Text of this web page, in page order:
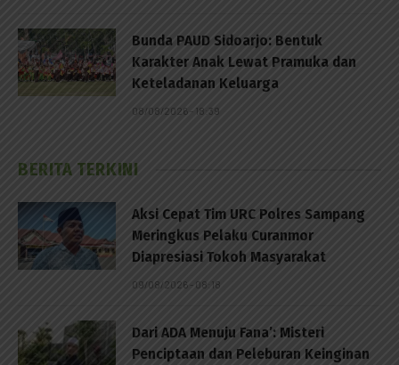
Bunda PAUD Sidoarjo: Bentuk
Karakter Anak Lewat Pramuka dan
Keteladanan Keluarga
08/08/2026 - 18:39
BERITA TERKINI
Aksi Cepat Tim URC Polres Sampang
Meringkus Pelaku Curanmor
Diapresiasi Tokoh Masyarakat
09/08/2026 - 08:18
Dari ADA Menuju Fana’: Misteri
Penciptaan dan Peleburan Keinginan